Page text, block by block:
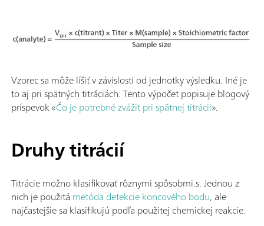
Vzorec sa môže líšiť v závislosti od jednotky výsledku. Iné je
to aj pri spätných titráciách. Tento výpočet popisuje blogový
príspevok «Čo je potrebné zvážiť pri spätnej titrácii».
Druhy titrácií
Titrácie možno klasifikovať rôznymi spôsobmi.s. Jednou z
nich je použitá metóda detekcie koncového bodu, ale
najčastejšie sa klasifikujú podľa použitej chemickej reakcie.